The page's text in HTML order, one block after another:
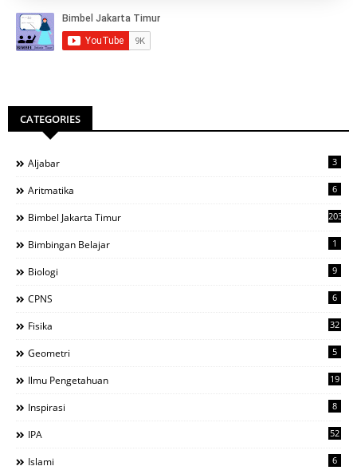
CATEGORIES
Aljabar 3
Aritmatika 6
Bimbel Jakarta Timur 203
Bimbingan Belajar 1
Biologi 9
CPNS 6
Fisika 32
Geometri 5
Ilmu Pengetahuan 19
Inspirasi 8
IPA 52
Islami 6